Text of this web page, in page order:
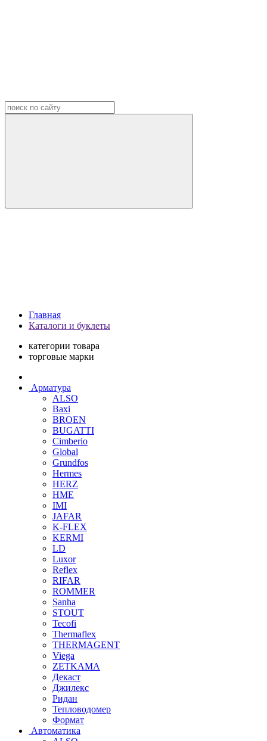
Главная
Каталоги и буклеты
категории товара
торговые марки
Арматура
ALSO
Baxi
BROEN
BUGATTI
Cimberio
Global
Grundfos
Hermes
HERZ
HME
IMI
JAFAR
K-FLEX
KERMI
LD
Luxor
Reflex
RIFAR
ROMMER
Sanha
STOUT
Tecofi
Thermaflex
THERMAGENT
Viega
ZETKAMA
Декаст
Джилекс
Ридан
Тепловодомер
Формат
Автоматика